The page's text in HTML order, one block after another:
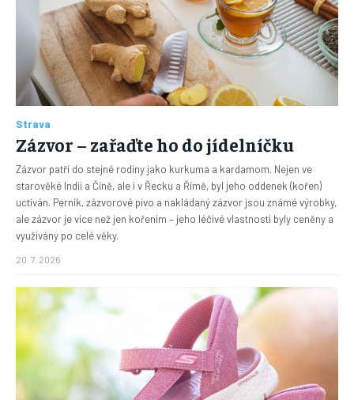
Strava
Zázvor – zařaďte ho do jídelníčku
Zázvor patří do stejné rodiny jako kurkuma a kardamom. Nejen ve
starověké Indii a Číně, ale i v Řecku a Římě, byl jeho oddenek (kořen)
uctíván. Perník, zázvorové pivo a nakládaný zázvor jsou známé výrobky,
ale zázvor je více než jen kořením – jeho léčivé vlastnosti byly ceněny a
využívány po celé věky.
20. 7. 2026